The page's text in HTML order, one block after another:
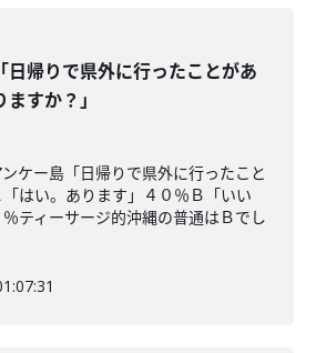
「日帰りで県外に行ったことがあ
ますか？」
ケー島「日帰りで県外に行ったこと
はい。あります」４０％Ｂ「いい
ティーサージ的沖縄の普通はＢでし